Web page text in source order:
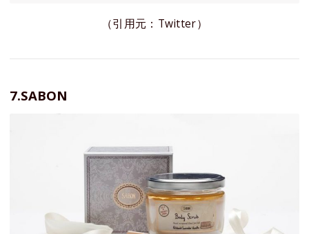
（引用元：Twitter）
7.SABON